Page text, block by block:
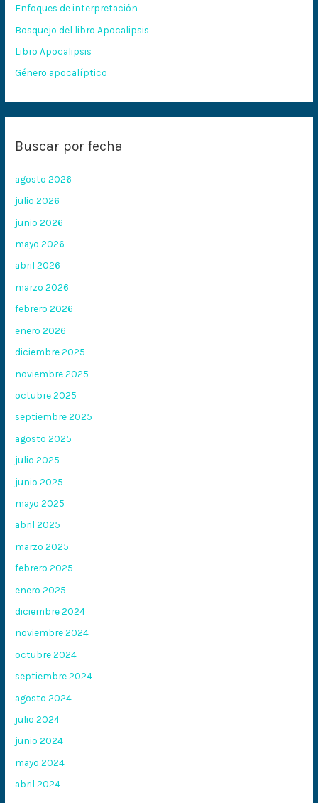
o
r
:
Enfoques de interpretación
Bosquejo del libro Apocalipsis
Libro Apocalipsis
Género apocalíptico
Buscar por fecha
agosto 2026
julio 2026
junio 2026
mayo 2026
abril 2026
marzo 2026
febrero 2026
enero 2026
diciembre 2025
noviembre 2025
octubre 2025
septiembre 2025
agosto 2025
julio 2025
junio 2025
mayo 2025
abril 2025
marzo 2025
febrero 2025
enero 2025
diciembre 2024
noviembre 2024
octubre 2024
septiembre 2024
agosto 2024
julio 2024
junio 2024
mayo 2024
abril 2024